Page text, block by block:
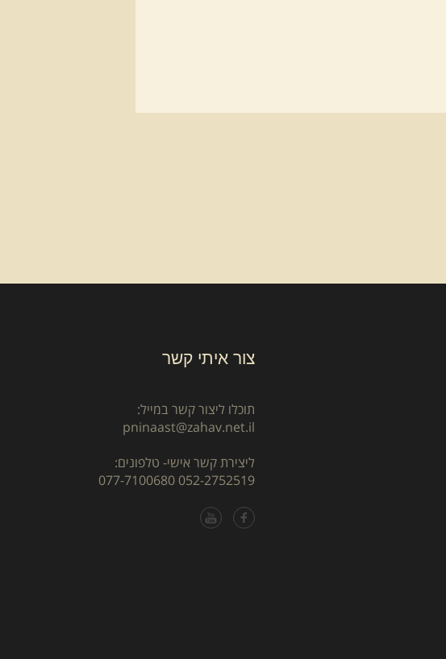
צור איתי קשר
תוכלו ליצור קשר במייל:
pninaast@zahav.net.il
ליצירת קשר אישי- טלפונים:
052-2752519
077-7100680